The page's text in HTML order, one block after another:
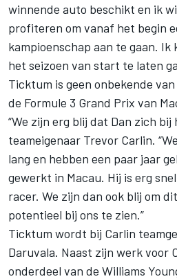
winnende auto beschikt en ik
profiteren om vanaf het begin
kampioenschap aan te gaan.
het seizoen van start te laten
Ticktum is geen onbekende
de Formule 3 Grand Prix van
“We zijn erg blij dat Dan zich bij
teameigenaar Trevor Carlin.
lang en hebben een paar jaar
gewerkt in Macau. Hij is erg
racer. We zijn dan ook blij om
potentieel bij ons te zien.”
Ticktum wordt bij Carlin
Daruvala. Naast zijn werk voor
onderdeel van de Williams